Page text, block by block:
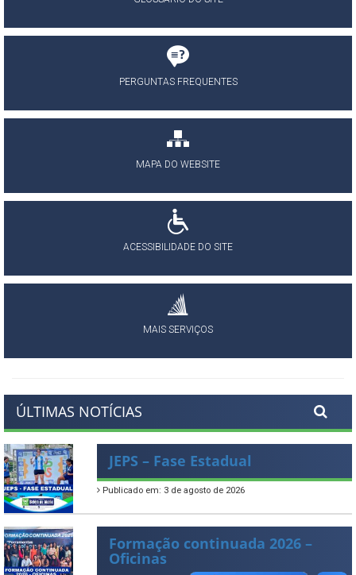
PERGUNTAS FREQUENTES
MAPA DO WEBSITE
ACESSIBILIDADE DO SITE
MAIS SERVIÇOS
ÚLTIMAS NOTÍCIAS
JEPS – Fase Estadual
Publicado em: 3 de agosto de 2026
Formação continuada 2026 –
Oficinas